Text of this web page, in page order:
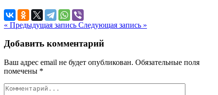
« Предыдущая запись Следующая запись »
Добавить комментарий
Ваш адрес email не будет опубликован. Обязательные поля
помечены *